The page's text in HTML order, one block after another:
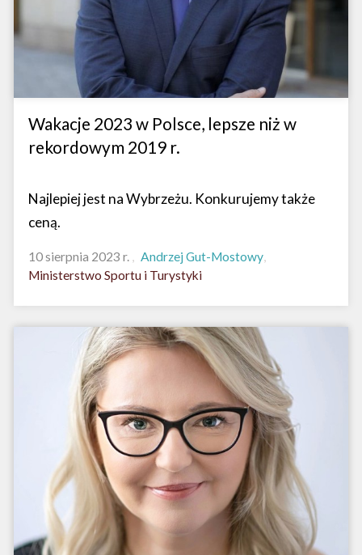
Wakacje 2023 w Polsce, lepsze niż w
rekordowym 2019 r.
Najlepiej jest na Wybrzeżu. Konkurujemy także
ceną.
10 sierpnia 2023 r.
Andrzej Gut-Mostowy
Ministerstwo Sportu i Turystyki